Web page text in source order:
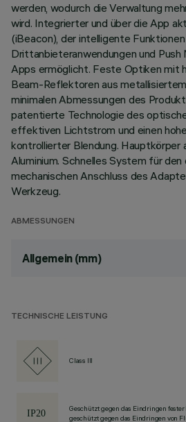
werden, wodurch die Verwaltung
wird. Integrierter und über die App
(iBeacon), der intelligente
Drittanbieteranwendungen und
Apps ermöglicht. Feste Optiken mit
Beam-Reflektoren aus
minimalen Abmessungen des
patentierte Technologie des
effektiven Lichtstrom und einen
kontrollierter Blendung. Hauptkörper
Aluminium. Schnelles System für
mechanischen Anschluss des
Werkzeug.
ABMESSUNGEN
Allgemein (mm)
TECHNISCHE LEISTUNG
Class III
Geschützt gegen das Eindringen
geschützt gegen das Eindringen von